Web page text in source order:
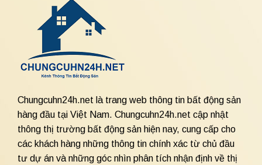
Chungcuhn24h.net là trang web thông tin bất động sản
hàng đầu tại Việt Nam. Chungcuhn24h.net cập nhật
thông thị trường bất động sản hiện nay, cung cấp cho
các khách hàng những thông tin chính xác từ chủ đầu
tư dự án và những góc nhìn phân tích nhận định về thị